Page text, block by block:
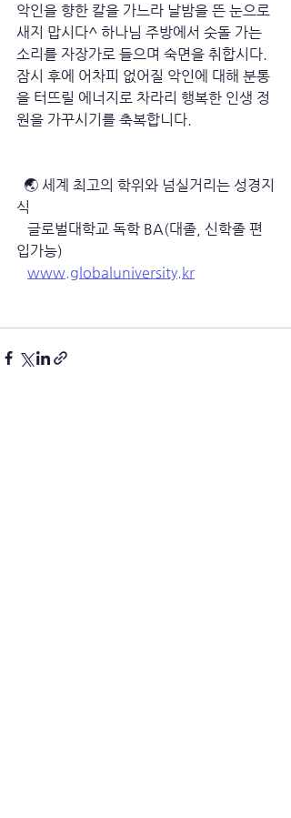
악인을 향한 칼을 가느라 날밤을 뜬 눈으로
새지 맙시다^ 하나님 주방에서 숫돌 가는
소리를 자장가로 들으며 숙면을 취합시다.
잠시 후에 어차피 없어질 악인에 대해 분통
을 터뜨릴 에너지로 차라리 행복한 인생 정
원을 가꾸시기를 축복합니다.
식
입가능)
www.globaluniversity.kr